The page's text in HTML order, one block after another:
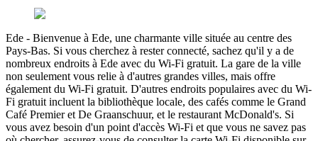
Ede - Bienvenue à Ede, une charmante ville située au centre des
Pays-Bas. Si vous cherchez à rester connecté, sachez qu'il y a de
nombreux endroits à Ede avec du Wi-Fi gratuit. La gare de la ville
non seulement vous relie à d'autres grandes villes, mais offre
également du Wi-Fi gratuit. D'autres endroits populaires avec du Wi-
Fi gratuit incluent la bibliothèque locale, des cafés comme le Grand
Café Premier et De Graanschuur, et le restaurant McDonald's. Si
vous avez besoin d'un point d'accès Wi-Fi et que vous ne savez pas